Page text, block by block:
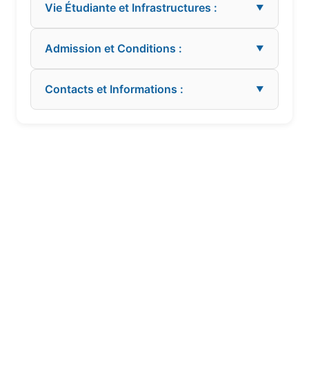
Vie Étudiante et Infrastructures : ▼
Admission et Conditions : ▼
Contacts et Informations : ▼